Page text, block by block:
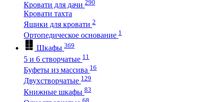
Кровати для дачи 290
Кровати тахта
Ящики для кровати 2
Ортопедическое основание 1
Шкафы 369
5 и 6 створчатые 11
Буфеты из массива 16
Двухстворчатые 129
Книжные шкафы 83
68